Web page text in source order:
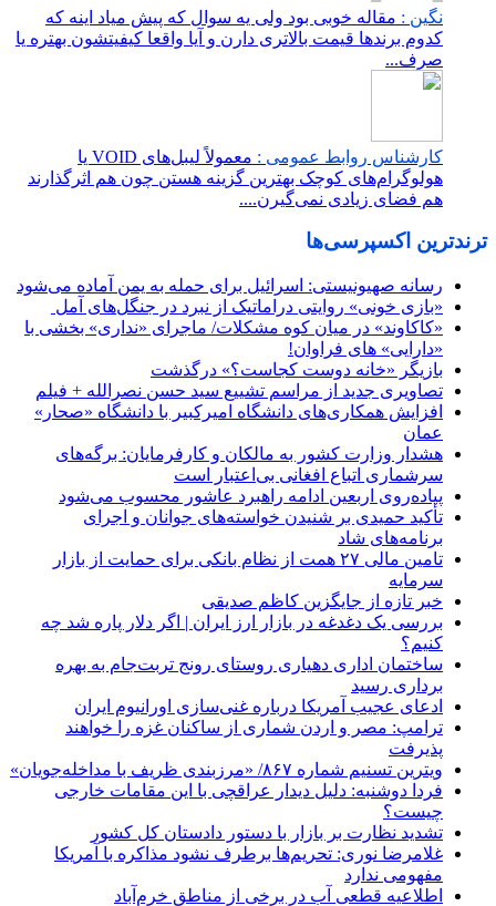
نگین : مقاله خوبی بود ولی یه سوال که پیش میاد اینه که
کدوم برندها قیمت بالاتری دارن و آیا واقعا کیفیتشون بهتره یا
صرف...
کارشناس روابط عمومی :
معمولاً لیبل‌های VOID یا
هولوگرام‌های کوچک بهترین گزینه هستن چون هم اثرگذارند
هم فضای زیادی نمی‌گیرن....
ترندترین اکسپرسی‌ها
رسانه صهیونیستی: اسرائیل برای حمله به یمن آماده می‌شود
«بازی خونی» روایتی دراماتیک از نبرد در جنگل‌های آمل
«کاکاوند» در میان کوه مشکلات/ ماجرای «نداری» بخشی با
«دارایی» های فراوان!
بازیگر «خانه دوست کجاست؟» درگذشت
تصاویری جدید از مراسم تشییع سید حسن نصرالله + فیلم
افزایش همکاری‌های دانشگاه امیرکبیر با دانشگاه «صحار»
عمان
هشدار وزارت کشور به مالکان و کارفرمایان: برگه‌های
سرشماری اتباع افغانی بی‌اعتبار است
پیاده‌روی اربعین ادامه راهبرد عاشور محسوب می‌شود
تأکید حمیدی بر شنیدن خواسته‌های جوانان و اجرای
برنامه‌های شاد
تامین مالی ۲۷ همت از نظام بانکی برای حمایت از بازار
سرمایه
خبر تازه از جایگزین کاظم صدیقی
بررسی یک دغدغه در بازار ارز ایران | اگر دلار پاره شد چه
کنیم؟
ساختمان اداری دهیاری روستای رونج تربت‌جام به بهره
برداری رسید
ادعای عجیب آمریکا درباره غنی‌سازی اورانیوم ایران
ترامپ: مصر و اردن شماری از ساکنان غزه را خواهند
پذیرفت
ویترین تسنیم شماره ۸۶۷/ «مرزبندی ظریف با مداخله‌جویان»
فردا دوشنبه: دلیل دیدار عراقچی با این مقامات خارجی
چیست؟
تشدید نظارت بر بازار با دستور دادستان کل کشور
غلامرضا نوری: تحریم‌ها برطرف نشود مذاکره با آمریکا
مفهومی ندارد
اطلاعیه قطعی آب در برخی از مناطق خرم‌آباد